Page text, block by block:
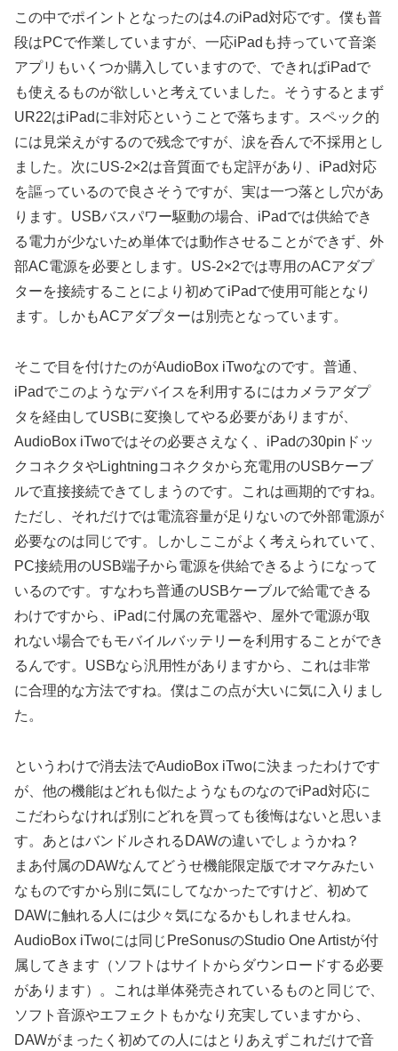
この中でポイントとなったのは4.のiPad対応です。僕も普
段はPCで作業していますが、一応iPadも持っていて音楽
アプリもいくつか購入していますので、できればiPadで
も使えるものが欲しいと考えていました。そうするとまず
UR22はiPadに非対応ということで落ちます。スペック的
には見栄えがするので残念ですが、涙を呑んで不採用とし
ました。次にUS-2×2は音質面でも定評があり、iPad対応
を謳っているので良さそうですが、実は一つ落とし穴があ
ります。USBバスパワー駆動の場合、iPadでは供給でき
る電力が少ないため単体では動作させることができず、外
部AC電源を必要とします。US-2×2では専用のACアダプ
ターを接続することにより初めてiPadで使用可能となり
ます。しかもACアダプターは別売となっています。
そこで目を付けたのがAudioBox iTwoなのです。普通、
iPadでこのようなデバイスを利用するにはカメラアダプ
タを経由してUSBに変換してやる必要がありますが、
AudioBox iTwoではその必要さえなく、iPadの30pinドッ
クコネクタやLightningコネクタから充電用のUSBケーブ
ルで直接接続できてしまうのです。これは画期的ですね。
ただし、それだけでは電流容量が足りないので外部電源が
必要なのは同じです。しかしここがよく考えられていて、
PC接続用のUSB端子から電源を供給できるようになって
いるのです。すなわち普通のUSBケーブルで給電できる
わけですから、iPadに付属の充電器や、屋外で電源が取
れない場合でもモバイルバッテリーを利用することができ
るんです。USBなら汎用性がありますから、これは非常
に合理的な方法ですね。僕はこの点が大いに気に入りまし
た。
というわけで消去法でAudioBox iTwoに決まったわけです
が、他の機能はどれも似たようなものなのでiPad対応に
こだわらなければ別にどれを買っても後悔はないと思いま
す。あとはバンドルされるDAWの違いでしょうかね？
まあ付属のDAWなんてどうせ機能限定版でオマケみたい
なものですから別に気にしてなかったですけど、初めて
DAWに触れる人には少々気になるかもしれませんね。
AudioBox iTwoには同じPreSonusのStudio One Artistが付
属してきます（ソフトはサイトからダウンロードする必要
があります）。これは単体発売されているものと同じで、
ソフト音源やエフェクトもかなり充実していますから、
DAWがまったく初めての人にはとりあえずこれだけで音